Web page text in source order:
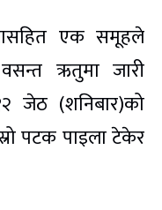
एक समूहले
ऋतुमा जारी
जेठ (शनिबार)को
पटक पाइला टेकेर